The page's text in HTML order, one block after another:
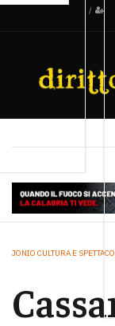
/
JONIO CULTURA E